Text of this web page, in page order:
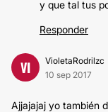
y que tal tus
Responder
VI
VioletaRodrilzc
10 sep 2017
Ajjajajaj yo también